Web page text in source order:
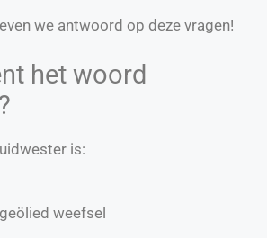
we antwoord op deze vragen!
het woord
is:
weefsel